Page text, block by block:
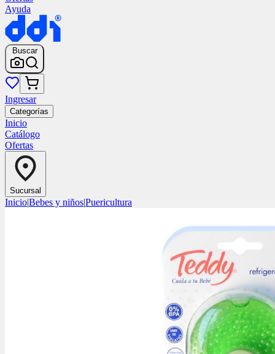
Ayuda
Buscar
Ingresar
Categorías
Inicio
Catálogo
Ofertas
Sucursal
Inicio|Bebes y niños|Puericultura